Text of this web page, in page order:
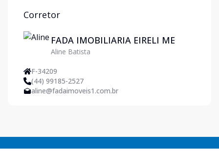
Corretor
FADA IMOBILIARIA EIRELI ME
Aline Batista
F-34209
(44) 99185-2527
aline@fadaimoveis1.com.br